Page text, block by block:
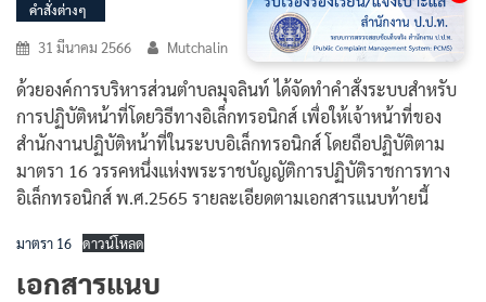
คำสั่งต่างๆ
31 มีนาคม 2566 Mutchalin
ด้วยองค์การบริหารส่วนตำบลมุจลินท์ ได้จัดทำคำสั่งระบบสำหรับ
การปฏิบัติหน้าที่โดยวิธีทางอิเล็กทรอนิกส์ เพื่อให้เจ้าหน้าที่ของ
สำนักงานปฏิบัติหน้าที่ในระบบอิเล็กทรอนิกส์ โดยถือปฏิบัติตาม
มาตรา 16 วรรคหนึ่งแห่งพระราชบัญญัติการปฏิบัติราชการทาง
อิเล็กทรอนิกส์ พ.ศ.2565 รายละเอียดตามเอกสารแนบท้ายนี้
มาตรา 16 ดาวน์โหลด
เอกสารแนบ